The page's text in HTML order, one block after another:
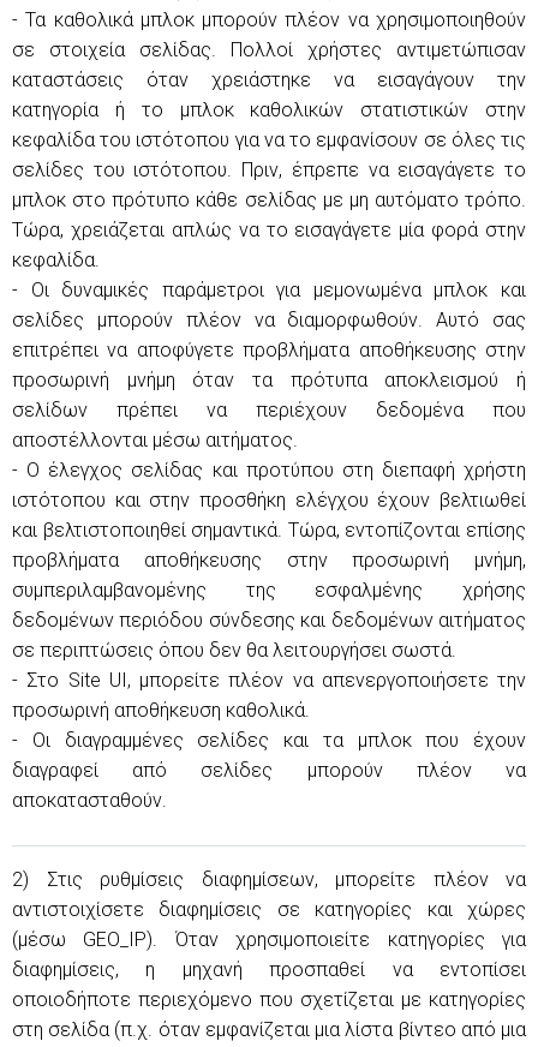
- Τα καθολικά μπλοκ μπορούν πλέον να χρησιμοποιηθούν
σε στοιχεία σελίδας. Πολλοί χρήστες αντιμετώπισαν
καταστάσεις όταν χρειάστηκε να εισαγάγουν την
κατηγορία ή το μπλοκ καθολικών στατιστικών στην
κεφαλίδα του ιστότοπου για να το εμφανίσουν σε όλες τις
σελίδες του ιστότοπου. Πριν, έπρεπε να εισαγάγετε το
μπλοκ στο πρότυπο κάθε σελίδας με μη αυτόματο τρόπο.
Τώρα, χρειάζεται απλώς να το εισαγάγετε μία φορά στην
κεφαλίδα.
- Οι δυναμικές παράμετροι για μεμονωμένα μπλοκ και
σελίδες μπορούν πλέον να διαμορφωθούν. Αυτό σας
επιτρέπει να αποφύγετε προβλήματα αποθήκευσης στην
προσωρινή μνήμη όταν τα πρότυπα αποκλεισμού ή
σελίδων πρέπει να περιέχουν δεδομένα που
αποστέλλονται μέσω αιτήματος.
- Ο έλεγχος σελίδας και προτύπου στη διεπαφή χρήστη
ιστότοπου και στην προσθήκη ελέγχου έχουν βελτιωθεί
και βελτιστοποιηθεί σημαντικά. Τώρα, εντοπίζονται επίσης
προβλήματα αποθήκευσης στην προσωρινή μνήμη,
συμπεριλαμβανομένης της εσφαλμένης χρήσης
δεδομένων περιόδου σύνδεσης και δεδομένων αιτήματος
σε περιπτώσεις όπου δεν θα λειτουργήσει σωστά.
- Στο Site UI, μπορείτε πλέον να απενεργοποιήσετε την
προσωρινή αποθήκευση καθολικά.
- Οι διαγραμμένες σελίδες και τα μπλοκ που έχουν
διαγραφεί από σελίδες μπορούν πλέον να
αποκατασταθούν.
2) Στις ρυθμίσεις διαφημίσεων, μπορείτε πλέον να
αντιστοιχίσετε διαφημίσεις σε κατηγορίες και χώρες
(μέσω GEO_IP). Όταν χρησιμοποιείτε κατηγορίες για
διαφημίσεις, η μηχανή προσπαθεί να εντοπίσει
οποιοδήποτε περιεχόμενο που σχετίζεται με κατηγορίες
στη σελίδα (π.χ. όταν εμφανίζεται μια λίστα βίντεο από μια